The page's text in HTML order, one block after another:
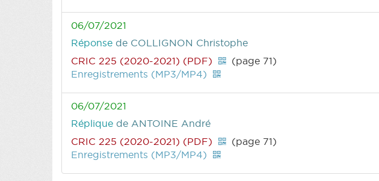
06/07/2021
Réponse de COLLIGNON Christophe
CRIC 225 (2020-2021) (PDF)
(page 71)
Enregistrements (MP3/MP4)
06/07/2021
Réplique de ANTOINE André
CRIC 225 (2020-2021) (PDF)
(page 71)
Enregistrements (MP3/MP4)